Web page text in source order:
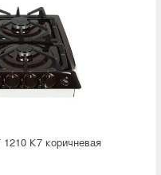
К7 коричневая